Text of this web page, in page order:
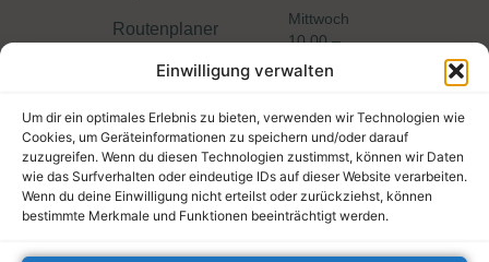
Einwilligung verwalten
Um dir ein optimales Erlebnis zu bieten, verwenden wir Technologien wie
Cookies, um Geräteinformationen zu speichern und/oder darauf
zuzugreifen. Wenn du diesen Technologien zustimmst, können wir Daten
wie das Surfverhalten oder eindeutige IDs auf dieser Website verarbeiten.
Wenn du deine Einwilligung nicht erteilst oder zurückziehst, können
bestimmte Merkmale und Funktionen beeinträchtigt werden.
Mittwoch
10.00 –
13.00 Uhr
10.00 –
13.00 Uhr
Routenplaner